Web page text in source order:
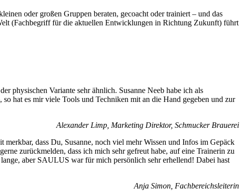
oder großen Gruppen beraten, gecoacht oder trainiert – und das
(Fachbegriff für die aktuellen Entwicklungen in Richtung Zukunft) führt
physischen Variante sehr ähnlich. Susanne Neeb habe ich als
hat es mir viele Tools und Techniken mit an die Hand gegeben und zur
Alexander Limp, Marketing Direktor, Schmucker Brauerei
dass Du, Susanne, noch viel mehr Wissen und Infos im Gepäck
zurückmelden, dass ich mich sehr gefreut habe, auf eine Trainerin zu
aber SAULUS war für mich persönlich sehr erhellend! Dabei hast
Anja Simon, Fachbereichsleiterin